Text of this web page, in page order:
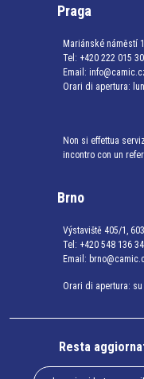
Praga
Mariánské náměstí
Tel: +420 222 015
Email:
Orari di apertura:
Non si effettua
incontro con un
Brno
Výstaviště 405/1,
Tel: +420 548 136
Email:
Orari di apertura:
Resta